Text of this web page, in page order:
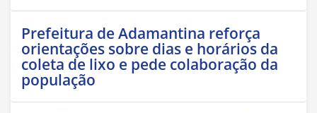
Prefeitura de Adamantina reforça
orientações sobre dias e horários da
coleta de lixo e pede colaboração da
população